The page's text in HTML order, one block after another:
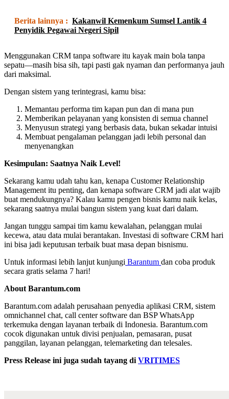
Berita lainnya : Kakanwil Kemenkum Sumsel Lantik 4
Penyidik Pegawai Negeri Sipil
Menggunakan CRM tanpa software itu kayak main bola tanpa
sepatu—masih bisa sih, tapi pasti gak nyaman dan performanya jauh
dari maksimal.
Dengan sistem yang terintegrasi, kamu bisa:
Memantau performa tim kapan pun dan di mana pun
Memberikan pelayanan yang konsisten di semua channel
Menyusun strategi yang berbasis data, bukan sekadar intuisi
Membuat pengalaman pelanggan jadi lebih personal dan
menyenangkan
Kesimpulan: Saatnya Naik Level!
Sekarang kamu udah tahu kan, kenapa Customer Relationship
Management itu penting, dan kenapa software CRM jadi alat wajib
buat mendukungnya? Kalau kamu pengen bisnis kamu naik kelas,
sekarang saatnya mulai bangun sistem yang kuat dari dalam.
Jangan tunggu sampai tim kamu kewalahan, pelanggan mulai
kecewa, atau data mulai berantakan. Investasi di software CRM hari
ini bisa jadi keputusan terbaik buat masa depan bisnismu.
Untuk informasi lebih lanjut kunjungi Barantum dan coba produk
secara gratis selama 7 hari!
About Barantum.com
Barantum.com adalah perusahaan penyedia aplikasi CRM, sistem
omnichannel chat, call center software dan BSP WhatsApp
terkemuka dengan layanan terbaik di Indonesia. Barantum.com
cocok digunakan untuk divisi penjualan, pemasaran, pusat
panggilan, layanan pelanggan, telemarketing dan telesales.
Press Release ini juga sudah tayang di VRITIMES